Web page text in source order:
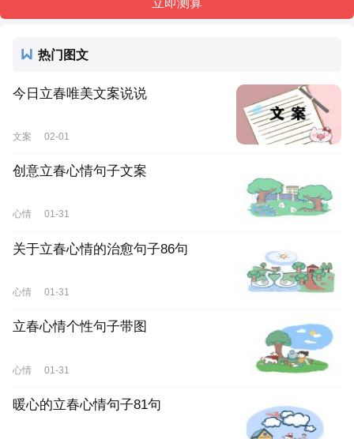
热门图文
今日立春唯美文案说说
文案 02-01
创意立春心情句子文案
心情 01-31
关于立春心情的治愈句子86句
心情 01-31
立春心情个性句子带图
心情 01-31
暖心的立春心情句子81句